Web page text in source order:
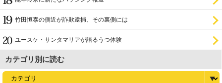
竹田恒泰の側近が詐欺逮捕、その裏側には
ユースケ・サンタマリアが語るうつ体験
カテゴリ別に読む